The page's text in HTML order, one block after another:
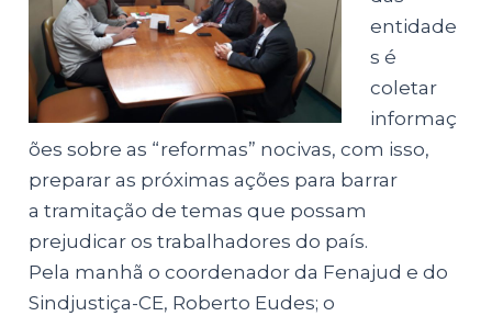
entidade
s é
coletar
informaç
ões sobre as “reformas” nocivas, com isso,
preparar as próximas ações para barrar
a tramitação de temas que possam
prejudicar os trabalhadores do país.
Pela manhã o coordenador da Fenajud e do
Sindjustiça-CE, Roberto Eudes; o